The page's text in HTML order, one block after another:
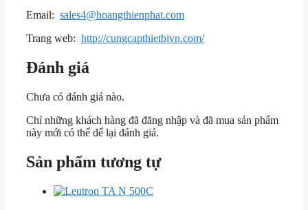
Email: sales4@hoangthienphat.com
Trang web: http://cungcapthietbivn.com/
Đánh giá
Chưa có đánh giá nào.
Chỉ những khách hàng đã đăng nhập và đã mua sản phẩm
này mới có thể để lại đánh giá.
Sản phẩm tương tự